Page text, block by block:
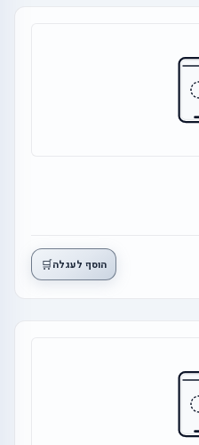
הוסף לעגלה🛒